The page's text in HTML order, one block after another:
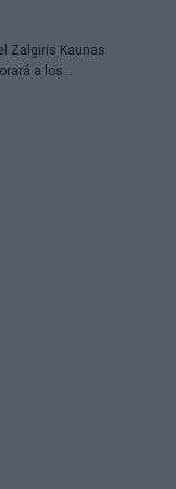
de última
Zalgiris Kaunas
a los